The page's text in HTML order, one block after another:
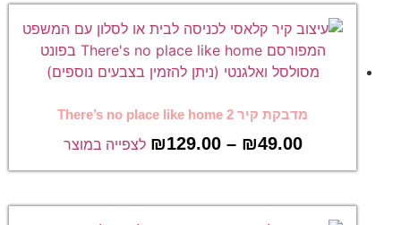
מדבקת קיר There’s no place like home 2
₪49.00
–
₪129.00 לצפייה במוצר